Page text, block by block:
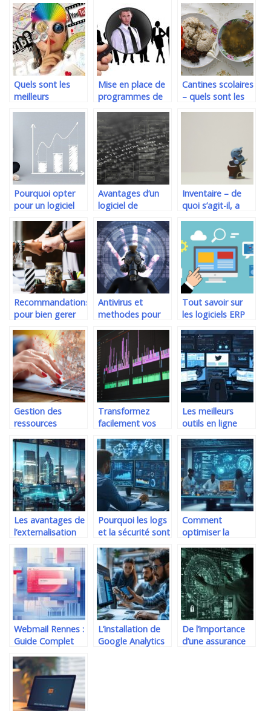
logiciel de
menuiserie
le nom de votre
entreprise
Quels sont les
meilleurs
YouTube et MP3
Mise en place de
programmes de
talents
Cantines scolaires
– quels sont les
Pourquoi opter
pour un logiciel
Avantages d’un
logiciel de
donnees
Inventaire – de
quoi s’agit-il, a
Recommandations
pour bien gerer
techniciens
Antivirus et
methodes pour
reseau
informatique
Tout savoir sur
les logiciels ERP
Gestion des
ressources
pourquoi utiliser
un logiciel ?
Transformez
facilement vos
AVI gratuitement
Les meilleurs
outils en ligne
votre utilisation
de Twitter
Les avantages de
l’externalisation
entreprises
européennes
Pourquoi les logs
et la sécurité sont
aux
cyberattaques
Comment
optimiser la
avec une solution
personnalisable
Webmail Rennes :
Guide Complet
votre Messagerie
AC-Rennes en
2024
L’installation de
Google Analytics
De l’importance
d’une assurance